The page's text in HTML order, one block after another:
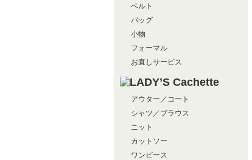
ベルト
バッグ
小物
フォーマル
お直しサービス
アウター／コート
シャツ／ブラウス
ニット
カットソー
ワンピース